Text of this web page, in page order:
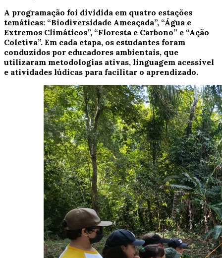
A programação foi dividida em quatro estações
temáticas: “Biodiversidade Ameaçada”, “Água e
Extremos Climáticos”, “Floresta e Carbono” e “Ação
Coletiva”. Em cada etapa, os estudantes foram
conduzidos por educadores ambientais, que
utilizaram metodologias ativas, linguagem acessível
e atividades lúdicas para facilitar o aprendizado.